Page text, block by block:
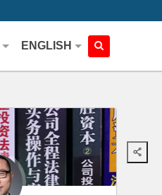
ENGLISH